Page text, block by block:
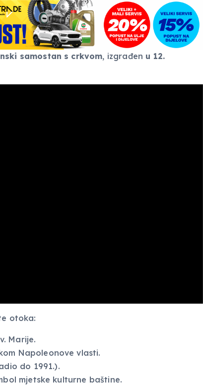
samostan s crkvom, izgrađen u 12.
otoka:
Marije.
Napoleonove vlasti.
do 1991.).
mjetske kulturne baštine.